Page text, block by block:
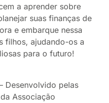
a aprender sobre
suas finanças de
e embarque nessa
filhos, ajudando-os a
para o futuro!
Desenvolvido pelas
Associação